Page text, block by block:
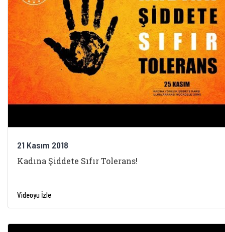
21 Kasım 2018
Kadına Şiddete Sıfır Tolerans!
Videoyu İzle